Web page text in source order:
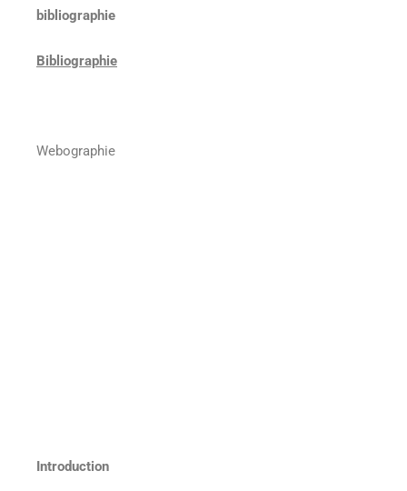
bibliographie
Bibliographie
Webographie
Introduction